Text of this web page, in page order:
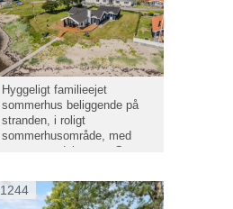
Hyggeligt familieejet
sommerhus beliggende på
stranden, i roligt
sommerhusområde, med
panoramaudsigt over Genner
1244